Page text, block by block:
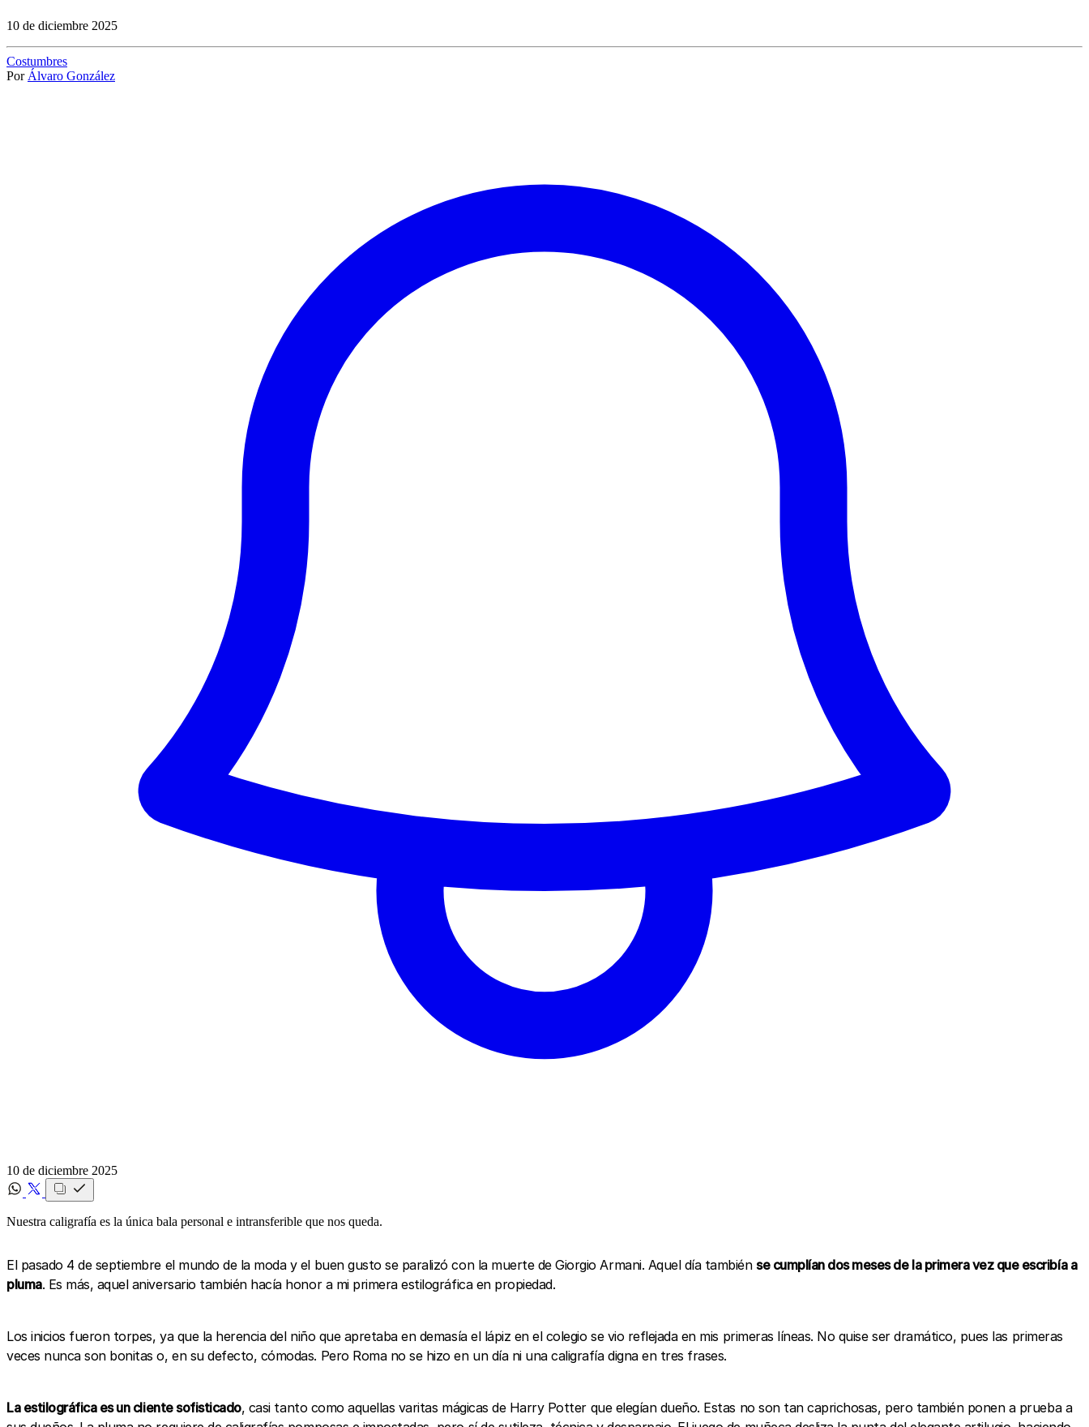
10 de diciembre 2025
Costumbres
Por Álvaro González
10 de diciembre 2025
Nuestra caligrafía es la única bala personal e intransferible que nos queda.
El pasado 4 de septiembre el mundo de la moda y el buen gusto se paralizó con la muerte de Giorgio Armani. Aquel día tambiénse cumplían dos meses de la primera vez que escribía a
pluma. Es más, aquel aniversario también hacía honor a mi primera estilográfica en propiedad.
Los inicios fueron torpes, ya que la herencia del niño que apretaba en demasía el lápiz en el colegio se vio reflejada en mis primeras líneas. No quise ser dramático, pues las primeras
veces nunca son bonitas o, en su defecto, cómodas. Pero Roma no se hizo en un día ni una caligrafía digna en tres frases.
La estilográfica es un cliente sofisticado, casi tanto como aquellas varitas mágicas de Harry Potter que elegían dueño. Estas no son tan caprichosas, pero también ponen a prueba a